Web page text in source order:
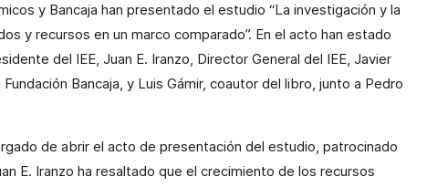
y Bancaja han presentado el estudio “La investigación y la
y recursos en un marco comparado”. En el acto han estado
del IEE, Juan E. Iranzo, Director General del IEE, Javier
Fundación Bancaja, y Luis Gámir, coautor del libro, junto a Pedro
de abrir el acto de presentación del estudio, patrocinado
E. Iranzo ha resaltado que el crecimiento de los recursos